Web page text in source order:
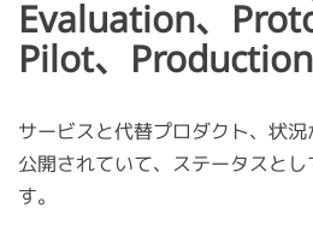
Evaluation、
Pilot、Production
サービスと代替プロダクト、状
公開されていて、ステータスと
す。